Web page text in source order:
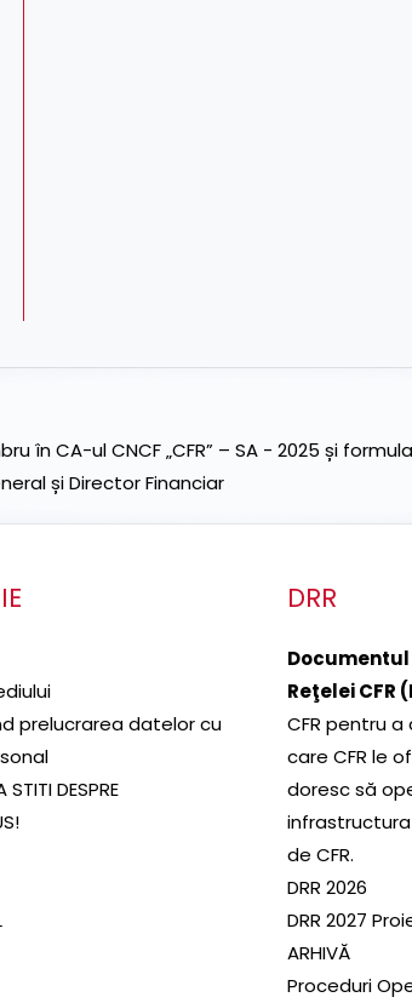
CA-ul CNCF „CFR” – SA - 2025 și
și Director Financiar
prelucrarea datelor cu
STITI DESPRE
DRR
Reţelei CFR
CFR pentru
care CFR le
doresc să
de CFR.
DRR 2026
DRR 2027
ARHIVĂ
Proceduri